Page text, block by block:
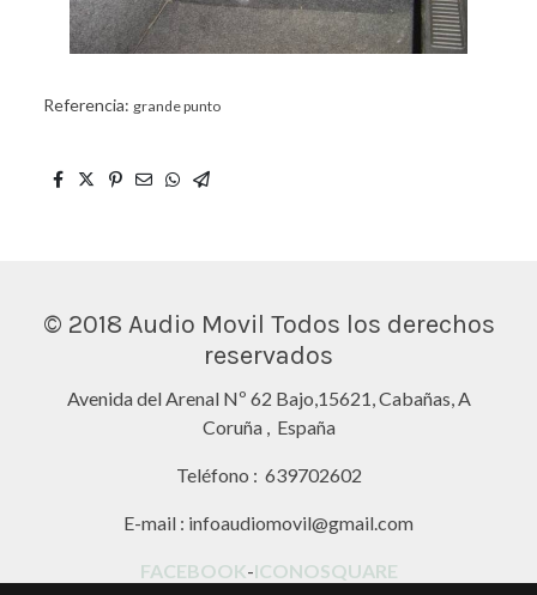
Referencia: grande punto
© 2018 Audio Movil Todos los derechos
reservados
Avenida del Arenal Nº 62 Bajo,15621, Cabañas, A
Coruña , España
Teléfono : 639702602
E-mail : infoaudiomovil@gmail.com
FACEBOOK-ICONOSQUARE